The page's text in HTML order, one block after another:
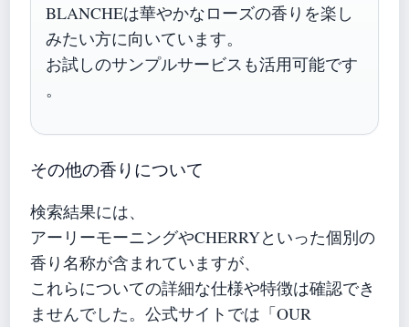
BLANCHEは華やかなローズの香りを楽し
みたい方に向いています。
お試しのサンプルサービスも活用可能です
。
その他の香りについて
検索結果には、
アーリーモーニングやCHERRYといった個別の
香り名称が含まれていますが、
これらについての詳細な仕様や特徴は確認でき
ませんでした。公式サイトでは「OUR